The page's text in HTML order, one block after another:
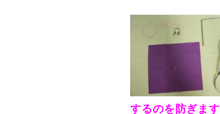
するのを防ぎま